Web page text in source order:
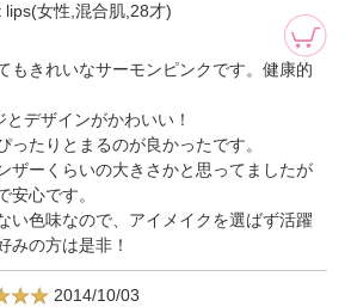
lips(女性,混合肌,28才)
もきれいなサーモンピンクです。健康的
デザインがかわいい！
ったりとまるのが良かったです。
ザーくらいの大きさかと思ってましたが
安心です。
い色味なので、アイメイクを選ばず活躍
みの方は是非！
2014/10/03